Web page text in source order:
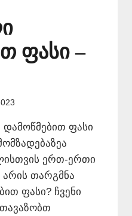
ფასი –
ფასი
ერთ-ერთი
არის თარგმნა
ფასი? ჩვენი